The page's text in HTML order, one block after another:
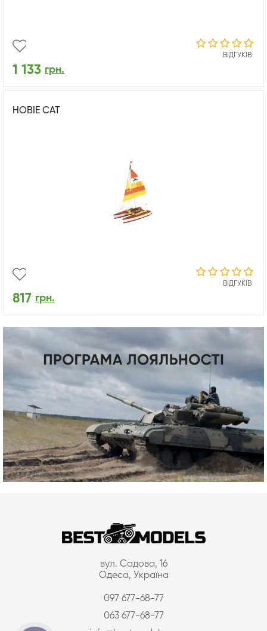
ВІДГУКІВ
1 133 грн.
HOBIE CAT
ВІДГУКІВ
817 грн.
вул. Садова, 16
Одеса, Україна
097 677-68-77
063 677-68-77